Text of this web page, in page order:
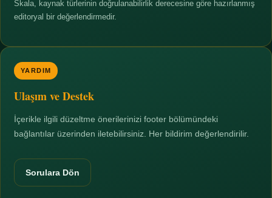
Skala, kaynak türlerinin doğrulanabilirlik derecesine göre hazırlanmış
editoryal bir değerlendirmedir.
YARDIM
Ulaşım ve Destek
İçerikle ilgili düzeltme önerilerinizi footer bölümündeki
bağlantılar üzerinden iletebilirsiniz. Her bildirim değerlendirilir.
Sorulara Dön